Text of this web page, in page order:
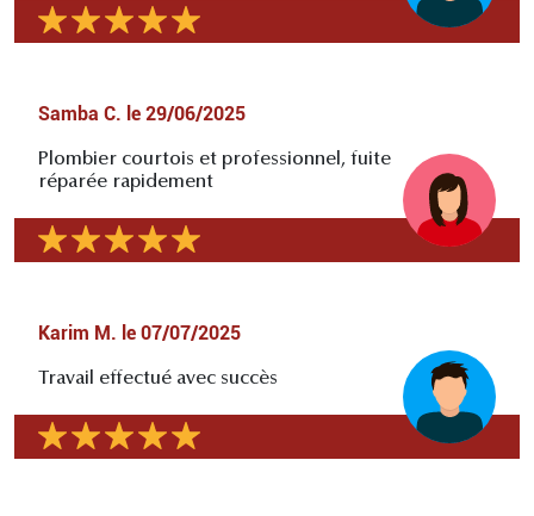
Samba C. le 29/06/2025
Plombier courtois et professionnel, fuite
réparée rapidement
Karim M. le 07/07/2025
Travail effectué avec succès